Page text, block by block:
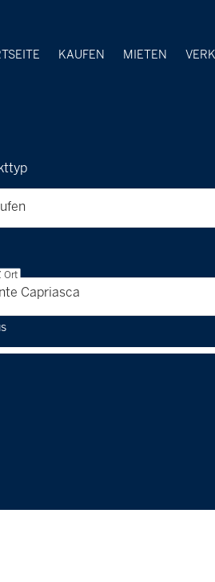
KAUFEN MIETEN
Capriasca
Ort